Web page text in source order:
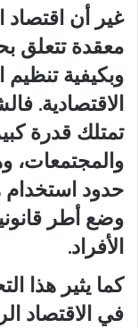
غير أن اقتصاد
معقدة تتعلق
وبكيفية
الاقتصادية.
تمتلك قدرة
والمجتمعات،
حدود
وضع أطر
الأفراد.
كما يثير هذا
في الاقتصاد